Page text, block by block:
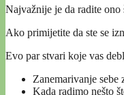
Najvažnije je da radite
Ako primijetite da ste se
Evo par stvari koje vas
Zanemarivanje
Kada radimo nešto